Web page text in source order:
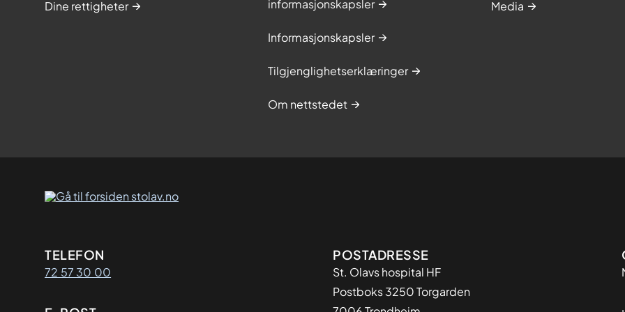
Dine rettigheter
informasjonskapsler
Informasjonskapsler
Tilgjenglighetserklæringer
Om nettstedet
Media
Kontaktinformasjon
TELEFON
72 57 30 00 Adresse
POSTADRESSE
St. Olavs hospital HF
Postboks 3250 Torgarden